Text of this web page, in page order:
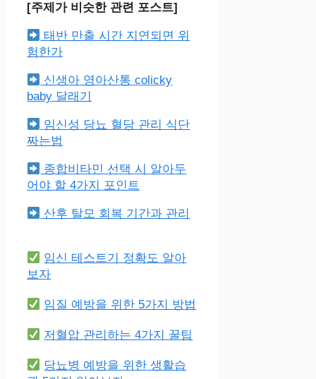
[주제가 비슷한 관련 포스트]
태반 만출 시간 지연되면 위
험한가
신생아 영아산통 colicky
baby 달래기
임신성 당뇨 혈당 관리 식단
짜는법
종합비타민 선택 시 알아두
어야 할 4가지 포인트
산후 탈모 회복 기간과 관리
임신 테스트기 정확도 알아
보자
임질 예방을 위한 5가지 방법
저혈압 관리하는 4가지 꿀팁
당뇨병 예방을 위한 생활습